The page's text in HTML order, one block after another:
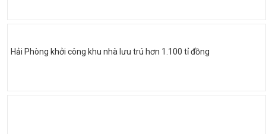
Hải Phòng khởi công khu nhà lưu trú hơn 1.100 tỉ đồng